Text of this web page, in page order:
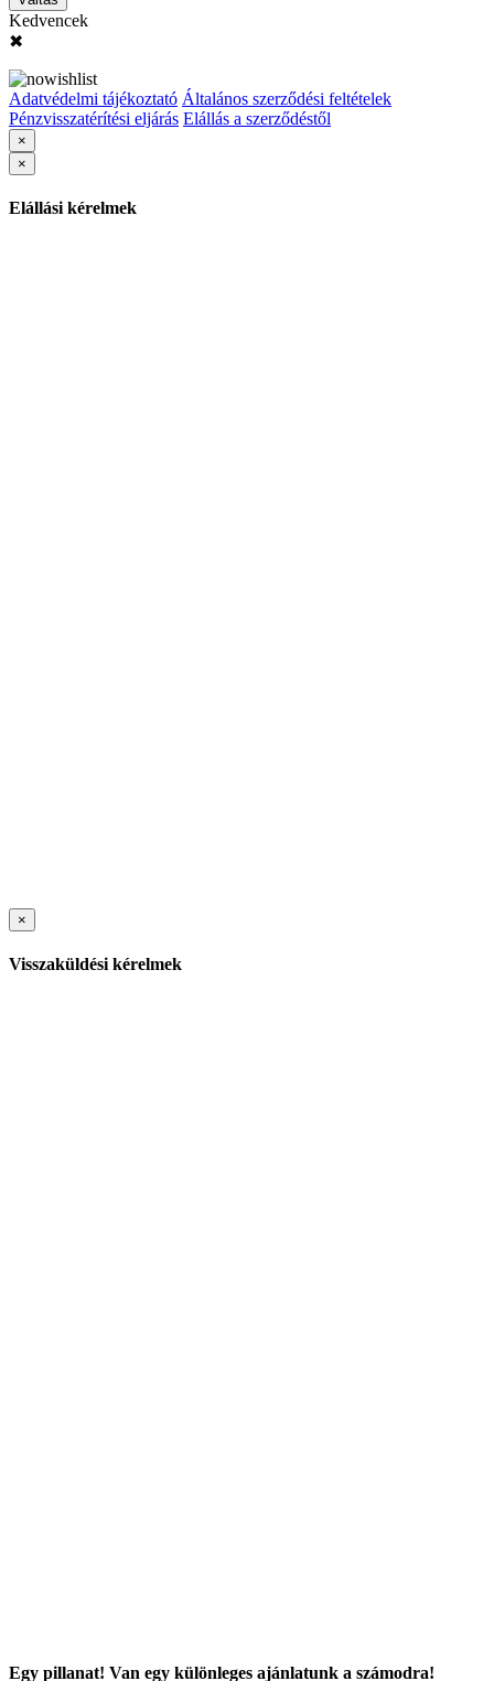
Kedvencek
✖
Adatvédelmi tájékoztató Általános szerződési feltételek
Pénzvisszatérítési eljárás Elállás a szerződéstől
×
×
Elállási kérelmek
×
Visszaküldési kérelmek
Egy pillanat! Van egy különleges ajánlatunk a számodra!